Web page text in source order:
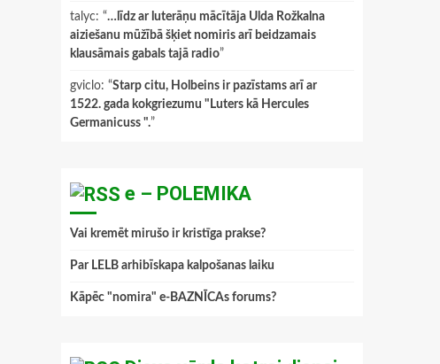
talyc: “…līdz ar luterāņu mācītāja Ulda Rožkalna
aiziešanu mūžībā šķiet nomiris arī beidzamais
klausāmais gabals tajā radio”
gviclo: “Starp citu, Holbeins ir pazīstams arī ar
1522. gada kokgriezumu "Luters kā Hercules
Germanicuss ".”
e – POLEMIKA
Vai kremēt mirušo ir kristīga prakse?
Par LELB arhibīskapa kalpošanas laiku
Kāpēc "nomira" e-BAZNĪCAs forums?